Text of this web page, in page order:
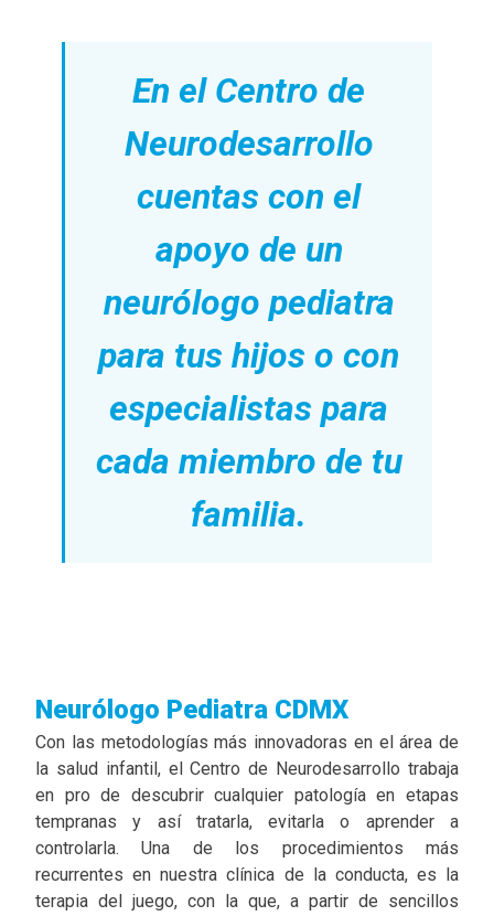
En el Centro de
Neurodesarrollo
cuentas con el
apoyo de un
neurólogo pediatra
para tus hijos o con
especialistas para
cada miembro de tu
familia.
Neurólogo Pediatra CDMX
Con las metodologías más innovadoras en el área de
la salud infantil, el Centro de Neurodesarrollo trabaja
en pro de descubrir cualquier patología en etapas
tempranas y así tratarla, evitarla o aprender a
controlarla. Una de los procedimientos más
recurrentes en nuestra clínica de la conducta, es la
terapia del juego, con la que, a partir de sencillos